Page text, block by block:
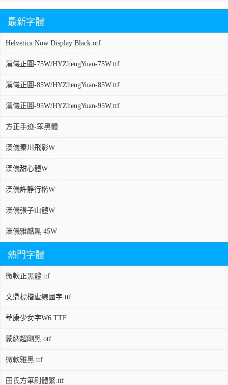
最新字體
Helvetica Now Display Black.otf
漢儀正圓-75W/HYZhengYuan-75W.ttf
漢儀正圓-85W/HYZhengYuan-85W.ttf
漢儀正圓-95W/HYZhengYuan-95W.ttf
方正手迹-笨黑體
漢儀秦川飛影W
漢儀甜心體W
漢儀許靜行楷W
漢儀張子山體W
漢儀雅酷黑 45W
熱門字體
微軟正黑體.ttf
文鼎標楷虛線國字.ttf
華康少女字W6.TTF
蒙納超剛黑.otf
微軟雅黑.ttf
田氏方筆刷體繁.ttf